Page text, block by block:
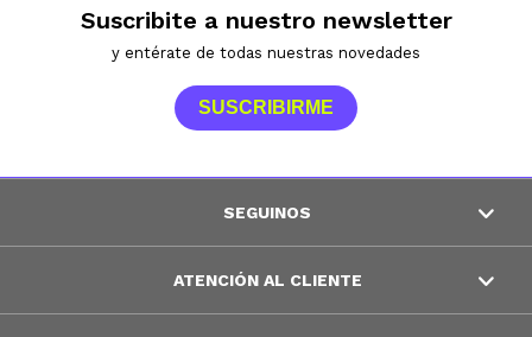
Suscribite a nuestro newsletter
y entérate de todas nuestras novedades
SUSCRIBIRME
SEGUINOS
ATENCIÓN AL CLIENTE